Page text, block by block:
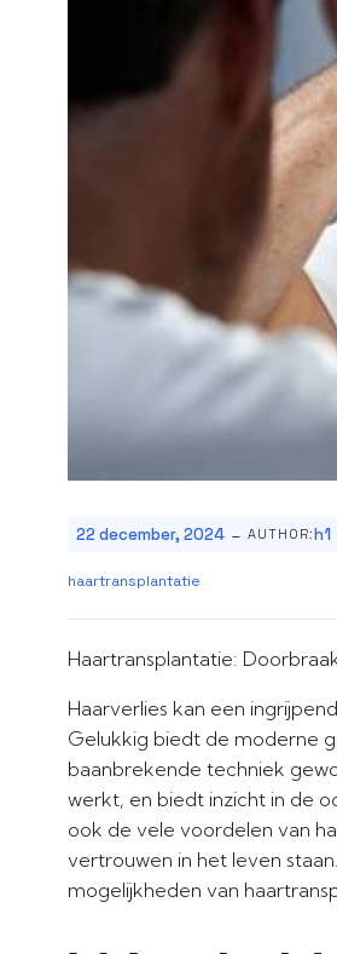
22 december, 2024 - AUTHOR:h1
haartransplantatie
Haartransplantatie:
Haarverlies kan een
Gelukkig biedt de moderne
baanbrekende techniek
werkt, en biedt inzicht in de
ook de vele voordelen van
vertrouwen in het leven
mogelijkheden van